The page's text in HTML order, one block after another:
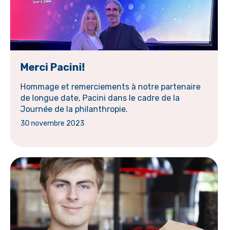
Merci Pacini!
Hommage et remerciements à notre partenaire
de longue date, Pacini dans le cadre de la
Journée de la philanthropie.
30 novembre 2023